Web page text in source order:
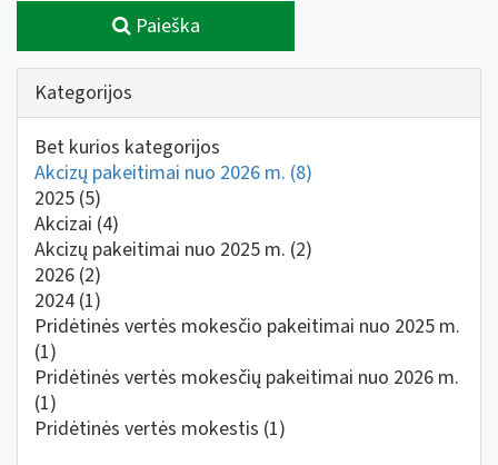
Paieška
Kategorijos
Bet kurios kategorijos
Akcizų pakeitimai nuo 2026 m. (8)
2025 (5)
Akcizai (4)
Akcizų pakeitimai nuo 2025 m. (2)
2026 (2)
2024 (1)
Pridėtinės vertės mokesčio pakeitimai nuo 2025 m.
(1)
Pridėtinės vertės mokesčių pakeitimai nuo 2026 m.
(1)
Pridėtinės vertės mokestis (1)